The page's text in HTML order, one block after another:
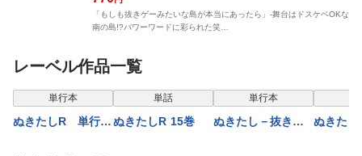
「もしも抜きゲーみたいな島が本当にあったら」-舞台はドスケベOKな
南の島!?パワーワードに彩られた笑…
レーベル作品一覧
単行本
ぬきたしR 単行本
単話
ぬきたしR 15巻
表示制限中
単行本
ぬきたし－抜きゲ
ぬきた